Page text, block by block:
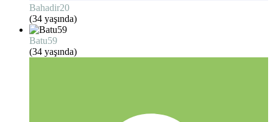
Bahadir20
(34 yaşında)
Batu59
(34 yaşında)